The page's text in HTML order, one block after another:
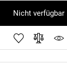
Nicht verfügbar